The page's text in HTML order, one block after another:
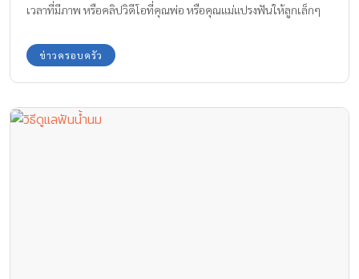
เวลาที่มีภาพ หรือคลิปวิดีโอที่คุณพ่อ หรือคุณแม่แปรงฟันให้ลูกเล็กๆ
ดี ข่าวครอบครัว